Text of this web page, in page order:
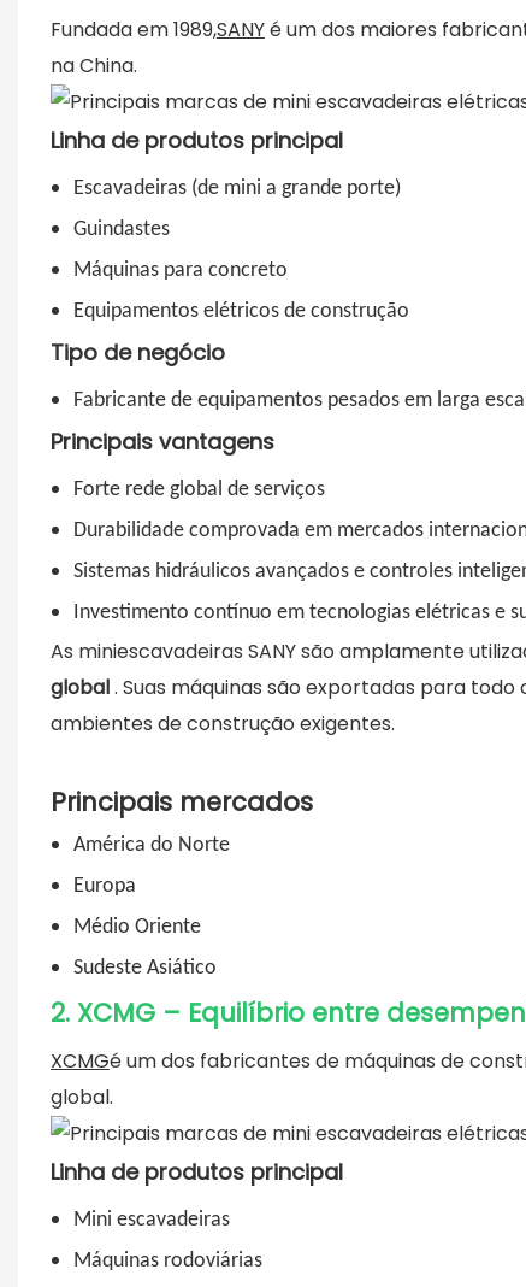
Fundada em 1989,SANYé um dos maiores
na China.
Linha de produtos principal
Escavadeiras (de mini a grande porte)
Guindastes
Máquinas para concreto
Equipamentos elétricos de construção
Tipo de negócio
Fabricante de equipamentos pesados ​​em larga
Principais vantagens
Forte rede global de serviços
Durabilidade comprovada em mercados
Sistemas hidráulicos avançados e controles
Investimento contínuo em tecnologias elétricas e
As miniescavadeiras SANY são amplamente
global. Suas máquinas são exportadas para
ambientes de construção exigentes.
Principais mercados
América do Norte
Europa
Médio Oriente
Sudeste Asiático
2. XCMG – Equilíbrio entre
XCMGé um dos fabricantes de máquinas de
global.
Linha de produtos principal
Mini escavadeiras
Máquinas rodoviárias